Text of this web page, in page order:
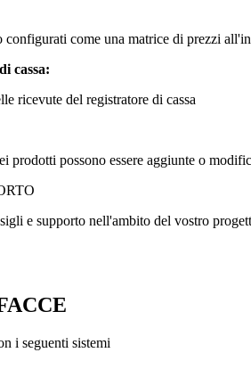
come una matrice di prezzi
cassa:
ricevute del registratore di cassa
prodotti possono essere aggiunte o
e supporto nell'ambito del vostro
i seguenti sistemi